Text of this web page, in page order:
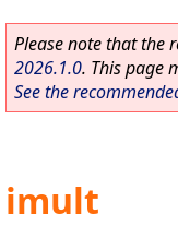
Please note that the
2026.1.0. This page
See the
imult